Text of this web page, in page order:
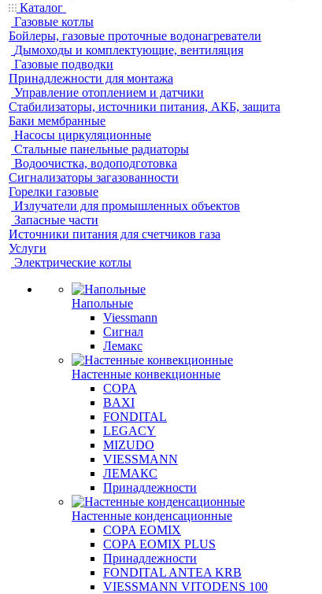
Каталог
Газовые котлы
Бойлеры, газовые проточные водонагреватели
Дымоходы и комплектующие, вентиляция
Газовые подводки
Принадлежности для монтажа
Управление отоплением и датчики
Стабилизаторы, источники питания, АКБ, защита
Баки мембранные
Насосы циркуляционные
Стальные панельные радиаторы
Водоочистка, водоподготовка
Сигнализаторы загазованности
Горелки газовые
Излучатели для промышленных объектов
Запасные части
Источники питания для счетчиков газа
Услуги
Электрические котлы
Напольные
Viessmann
Сигнал
Лемакс
Настенные конвекционные
COPA
BAXI
FONDITAL
LEGACY
MIZUDO
VIESSMANN
ЛЕМАКС
Принадлежности
Настенные конденсационные
COPA EOMIX
COPA EOMIX PLUS
Принадлежности
FONDITAL ANTEA KRB
VIESSMANN VITODENS 100